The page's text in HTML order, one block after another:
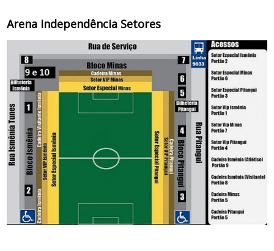
Arena Independência Setores